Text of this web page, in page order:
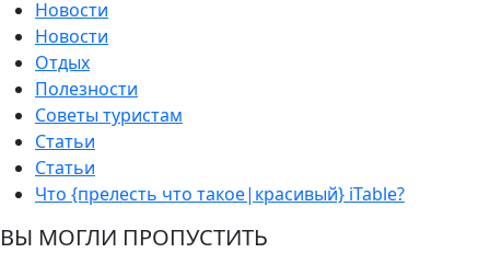
Новости
Новости
Отдых
Полезности
Советы туристам
Статьи
Статьи
Что {прелесть что такое|красивый} iTable?
ВЫ МОГЛИ ПРОПУСТИТЬ